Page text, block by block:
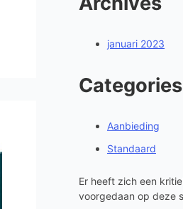
januari 2023
Categories
Aanbieding
Standaard
Er heeft zich een
voorgedaan op deze